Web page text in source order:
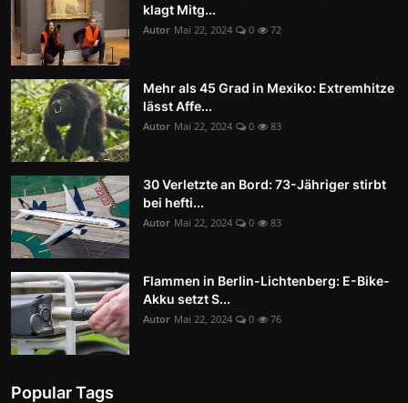
klagt Mitg...
Autor Mai 22, 2024 0 72
Mehr als 45 Grad in Mexiko: Extremhitze
lässt Affe...
Autor Mai 22, 2024 0 83
30 Verletzte an Bord: 73-Jähriger stirbt
bei hefti...
Autor Mai 22, 2024 0 83
Flammen in Berlin-Lichtenberg: E-Bike-
Akku setzt S...
Autor Mai 22, 2024 0 76
Popular Tags